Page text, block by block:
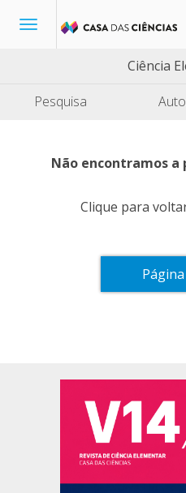
Toggle
Ciência
Pesquisa
Não encontramos a
Clique para